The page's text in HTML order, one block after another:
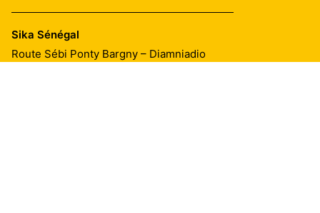
Sika Sénégal
Route Sébi Ponty Bargny – Diamniadio